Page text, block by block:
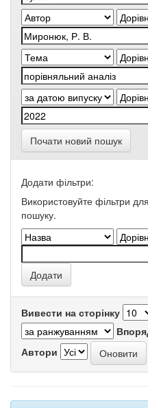
Почати новий пошук
Додати фільтри:
Використовуйте фільтри
пошуку.
Вивести на сторінку
Автори